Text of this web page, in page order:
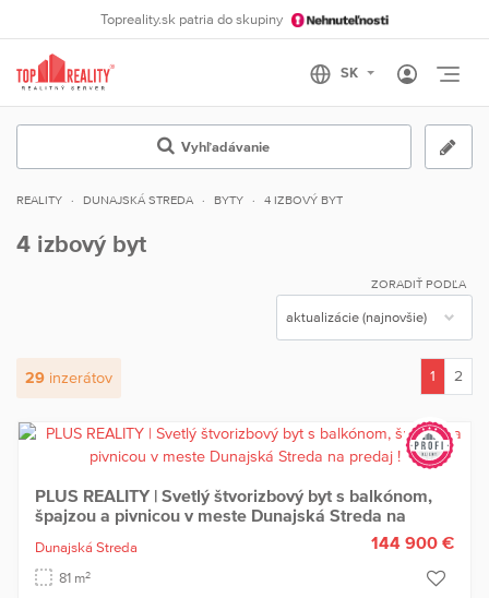
Topreality.sk patria do skupiny
Vyhľadávanie
REALITY DUNAJSKÁ STREDA BYTY 4 IZBOVÝ BYT
4 izbový byt
ZORADIŤ PODĽA
29 inzerátov
1
2
PLUS REALITY | Svetlý štvorizbový byt s balkónom,
špajzou a pivnicou v meste Dunajská Streda na
Dunajská Streda
81 m2
144 900 €